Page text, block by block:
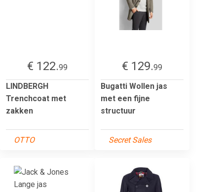
€ 122.99
LINDBERGH
Trenchcoat met
zakken
OTTO
€ 129.99
Bugatti Wollen jas
met een fijne
structuur
Secret Sales